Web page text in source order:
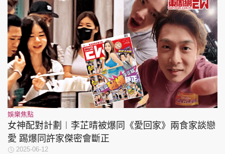
娛樂焦點
女神配對計劃︱李芷晴被爆同《愛回家》兩食家談戀
愛 踢爆同許家傑密會斷正
2025-06-12